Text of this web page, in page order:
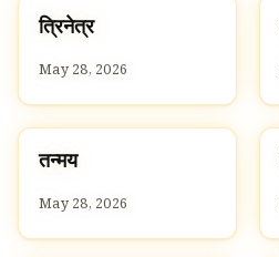
Tत
त्रिनेत्र
May 28, 2026
Tत
तन्मय
May 28, 2026